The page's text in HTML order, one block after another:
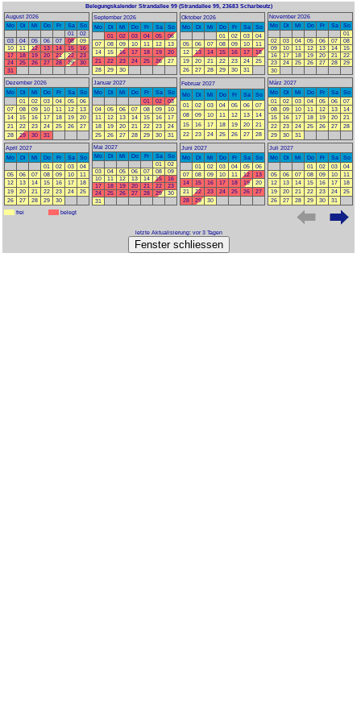
Belegungskalender Strandallee 99 (Strandallee 99, 23683 Scharbeutz)
August 2026
Mo
Di Mi Do Fr Sa So
01
02
03
04 05 06 07 08
09
10
11 12 13 14 15
16
17
18 19 20 21 22
23
24
25 26 27 28 29
30
31
September 2026
Mo
Di Mi Do Fr Sa So
01 02 03 04 05
06
07
08 09 10 11 12
13
14
15 16 17 18 19
20
21
22 23 24 25 26
27
28
29 30
Oktober 2026
Mo
Di Mi Do Fr Sa So
01 02 03
04
05
06 07 08 09 10
11
12
13 14 15 16 17
18
19
20 21 22 23 24
25
26
27 28 29 30 31
November 2026
Mo
Di Mi Do Fr Sa So
01
02
03 04 05 06 07
08
09
10 11 12 13 14
15
16
17 18 19 20 21
22
23
24 25 26 27 28
29
30
Dezember 2026
Mo
Di Mi Do Fr Sa So
01 02 03 04 05
06
07
08 09 10 11 12
13
14
15 16 17 18 19
20
21
22 23 24 25 26
27
28
29 30 31
Januar 2027
Mo
Di Mi Do Fr Sa So
01 02
03
04
05 06 07 08 09
10
11
12 13 14 15 16
17
18
19 20 21 22 23
24
25
26 27 28 29 30 31
Februar 2027
Mo
Di Mi Do Fr Sa So
01 02 03 04 05 06
07
08
09 10 11 12 13
14
15
16 17 18 19 20
21
22
23 24 25 26 27 28
März 2027
Mo
Di Mi Do Fr Sa So
01 02 03 04 05 06
07
08
09 10 11 12 13
14
15
16 17 18 19 20
21
22
23 24 25 26 27
28
29
30 31
April 2027
Mo
Di Mi Do Fr Sa So
01 02 03
04
05
06 07 08 09 10
11
12
13 14 15 16 17
18
19
20 21 22 23 24
25
26
27 28 29 30
Mai 2027
Mo
Di Mi Do Fr Sa So
01
02
03
04 05 06 07 08
09
10
11 12 13 14 15
16
17
18 19 20 21 22
23
24
25 26 27 28 29
30
31
Juni 2027
Mo
Di Mi Do Fr Sa So
01 02 03 04 05
06
07
08 09 10 11 12
13
14
15 16 17 18 19
20
21
22 23 24 25 26
27
28
29 30
Juli 2027
Mo
Di Mi Do Fr Sa So
01 02 03
04
05
06 07 08 09 10
11
12
13 14 15 16 17
18
19
20 21 22 23 24
25
26
27 28 29 30 31
frei belegt
letzte Aktualisierung: vor 3 Tagen